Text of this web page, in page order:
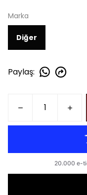
Marka
Diğer
Paylaş: